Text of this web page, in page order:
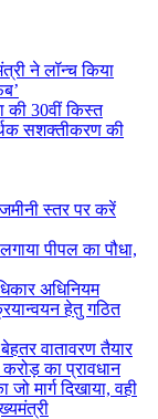
ने लॉन्च किया
की 30वीं किस्त
सशक्तीकरण की
स्तर पर करें
पीपल का पौधा,
अधिनियम
हेतु गठित
वातावरण तैयार
का प्रावधान
मार्ग दिखाया, वही